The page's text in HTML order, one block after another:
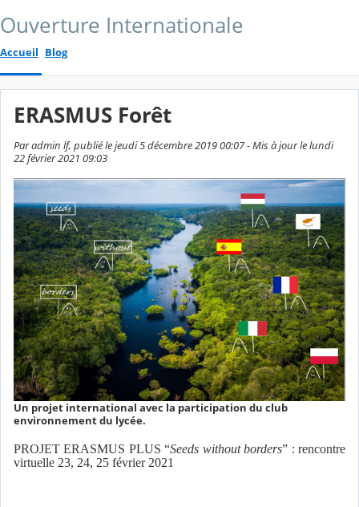
Ouverture Internationale
Accueil Blog
ERASMUS Forêt
Par admin lf, publié le jeudi 5 décembre 2019 00:07 - Mis à jour le lundi
22 février 2021 09:03
Un projet international avec la participation du club
environnement du lycée.
PROJET ERASMUS PLUS “Seeds without borders” : rencontre
virtuelle 23, 24, 25 février 2021